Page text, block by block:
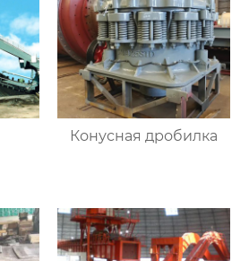
Конусная дробилка